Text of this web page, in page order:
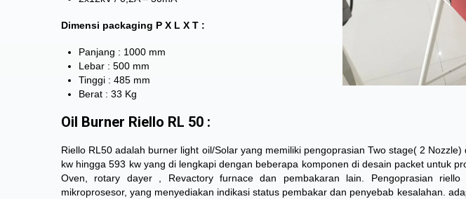
Dimensi packaging P X L X T :
Panjang : 1000 mm
Lebar : 500 mm
Tinggi : 485 mm
Berat : 33 Kg
Oil Burner Riello RL 50 :
Riello RL50 adalah burner light oil/Solar yang memiliki pengoprasian Two stage( 2
kw hingga 593 kw yang di lengkapi dengan beberapa komponen di desain packet untuk
Oven, rotary dayer , Revactory furnace dan pembakaran lain. Pengoprasian
mikroprosesor, yang menyediakan indikasi status pembakar dan penyebab kesalahan.